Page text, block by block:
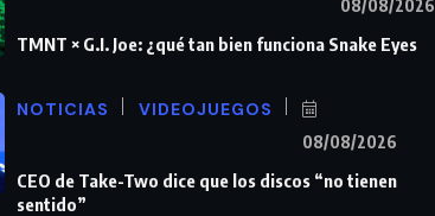
08/08/2026
TMNT × G.I. Joe: ¿qué tan bien funciona Snake Eyes
NOTICIAS VIDEOJUEGOS
08/08/2026
CEO de Take-Two dice que los discos “no tienen
sentido”